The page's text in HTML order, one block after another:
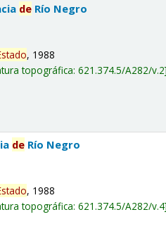
de Río Negro
, 1988
topográfica:621.374.5/A282/v.2
de Río Negro
, 1988
topográfica:621.374.5/A282/v.4